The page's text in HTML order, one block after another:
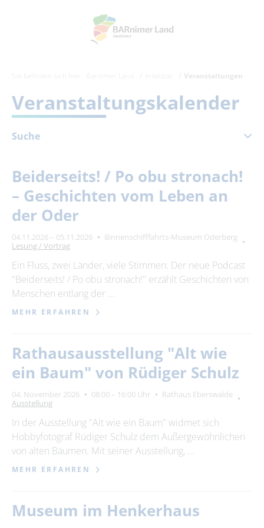
Veranstaltungen
Veranstaltungskalender
Suche
November 2026
Mo Di Mi Do Fr Sa So
2
3
9
10 11 12 13 14
15
16
17 18 19 20 21
22
23
24 25 26 27 28
29
Zeitraum
von
bis
Kategorie
Beiderseits! / Po obu stronach!
– Geschichten vom Leben an
der Oder
04.11.2026 – 05.11.2026
Binnenschifffahrts-Museum Oderberg
Lesung / Vortrag
Ein Fluss, zwei Länder, viele Stimmen: Der neue Podcast
"Beiderseits! / Po obu stronach!" erzählt Geschichten von
Menschen entlang der …
MEHR ERFAHREN
Rathausausstellung "Alt wie
ein Baum" von Rüdiger Schulz
04. November 2026 08:00 – 16:00 Uhr
Rathaus Eberswalde
Ausstellung
In der Ausstellung "Alt wie ein Baum" widmet sich
Hobbyfotograf Rüdiger Schulz dem Außergewöhnlichen
von alten Bäumen. Mit seiner Ausstellung, …
MEHR ERFAHREN
Museum im Henkerhaus